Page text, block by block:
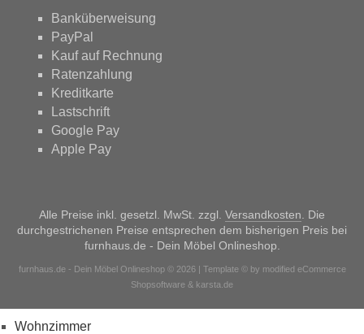
Banküberweisung
PayPal
Kauf auf Rechnung
Ratenzahlung
Kreditkarte
Lastschrift
Google Pay
Apple Pay
Alle Preise inkl. gesetzl. MwSt. zzgl. Versandkosten. Die
durchgestrichenen Preise entsprechen dem bisherigen Preis bei
furnhaus.de - Dein Möbel Onlineshop.
furnhaus.de - Dein Möbel Onlineshop © 2026 | Template © by modified eCommerce
Shopsoftware & karsta.de
Wohnzimmer